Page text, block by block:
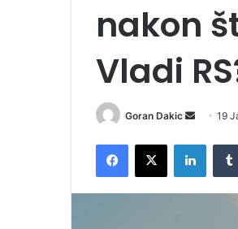
nakon
Vladi
Goran Dakic
a
19